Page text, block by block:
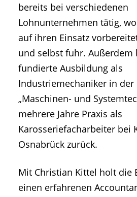
bereits bei verschiedenen
Lohnunternehmen tätig,
auf ihren Einsatz
und selbst fuhr. Außerdem
fundierte Ausbildung als
Industriemechaniker in der
„Maschinen- und
mehrere Jahre Praxis als
Karosseriefacharbeiter bei
Osnabrück zurück.
Mit Christian Kittel holt die
einen erfahrenen